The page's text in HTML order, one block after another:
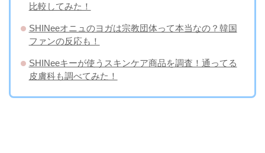
比較してみた！
SHINeeオニュのヨガは宗教団体って本当なの？韓国
ファンの反応も！
SHINeeキーが使うスキンケア商品を調査！通ってる
皮膚科も調べてみた！